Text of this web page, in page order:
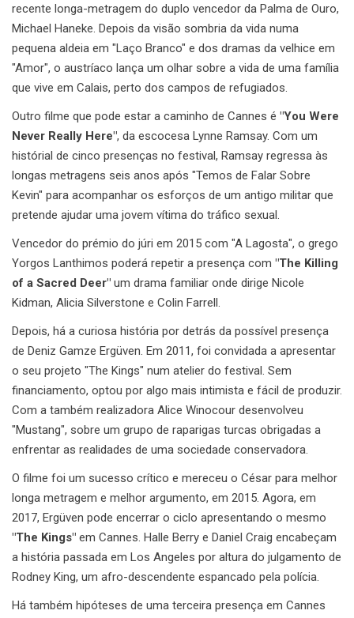
recente longa-metragem do duplo vencedor da Palma de Ouro,
Michael Haneke. Depois da visão sombria da vida numa
pequena aldeia em "Laço Branco" e dos dramas da velhice em
"Amor", o austríaco lança um olhar sobre a vida de uma família
que vive em Calais, perto dos campos de refugiados.
Outro filme que pode estar a caminho de Cannes é "You Were
Never Really Here", da escocesa Lynne Ramsay. Com um
histórial de cinco presenças no festival, Ramsay regressa às
longas metragens seis anos após "Temos de Falar Sobre
Kevin" para acompanhar os esforços de um antigo militar que
pretende ajudar uma jovem vítima do tráfico sexual.
Vencedor do prémio do júri em 2015 com "A Lagosta", o grego
Yorgos Lanthimos poderá repetir a presença com "The Killing
of a Sacred Deer" um drama familiar onde dirige Nicole
Kidman, Alicia Silverstone e Colin Farrell.
Depois, há a curiosa história por detrás da possível presença
de Deniz Gamze Ergüven. Em 2011, foi convidada a apresentar
o seu projeto "The Kings" num atelier do festival. Sem
financiamento, optou por algo mais intimista e fácil de produzir.
Com a também realizadora Alice Winocour desenvolveu
"Mustang", sobre um grupo de raparigas turcas obrigadas a
enfrentar as realidades de uma sociedade conservadora.
O filme foi um sucesso crítico e mereceu o César para melhor
longa metragem e melhor argumento, em 2015. Agora, em
2017, Ergüven pode encerrar o ciclo apresentando o mesmo
"The Kings" em Cannes. Halle Berry e Daniel Craig encabeçam
a história passada em Los Angeles por altura do julgamento de
Rodney King, um afro-descendente espancado pela polícia.
Há também hipóteses de uma terceira presença em Cannes